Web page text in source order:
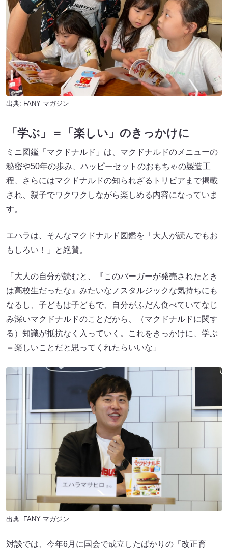
出典: FANY マガジン
「学ぶ」＝「楽しい」のきっかけに
ミニ図鑑「マクドナルド」は、マクドナルドのメニューの
秘密や50年の歩み、ハッピーセットのおもちゃの製造工
程、さらにはマクドナルドの知られざるトリビアまで掲載
され、親子でワクワクしながら楽しめる内容になっていま
す。
エハラは、そんなマクドナルド図鑑を「大人が読んでもお
もしろい！」と絶賛。
「大人の自分が読むと、『このバーガーが発売されたとき
は高校生だったな』みたいなノスタルジックな気持ちにも
なるし、子どもは子どもで、自分がふだん食べていてなじ
み深いマクドナルドのことだから、（マクドナルドに関す
る）知識が抵抗なく入っていく。これをきっかけに、学ぶ
＝楽しいことだと思ってくれたらいいな」
出典: FANY マガジン
対談では、今年6月に国会で成立したばかりの「改正育